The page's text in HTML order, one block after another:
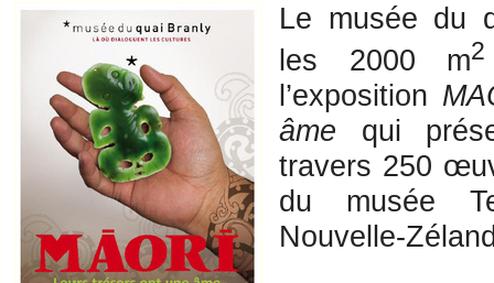
Le musée du
les 2000 m2
l’exposition
âme qui
travers 250
du musée
Nouvelle-